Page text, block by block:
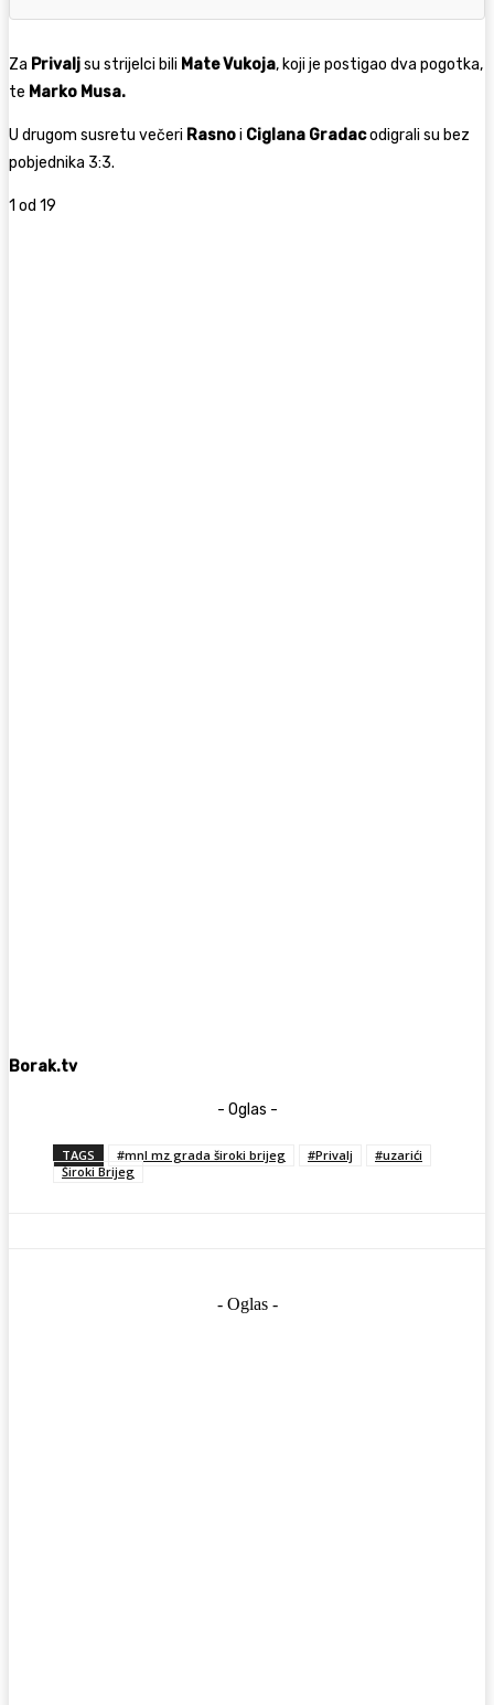
Za Privaljsu strijelci bili Mate Vukoja, koji je postigao dva pogotka,
te Marko Musa.
U drugom susretu večeri Rasnoi Ciglana Gradacodigrali su bez
pobjednika 3:3.
1 od 19
Borak.tv
- Oglas -
TAGS #mnl mz grada široki brijeg #Privalj
#uzarići
Široki Brijeg
- Oglas -